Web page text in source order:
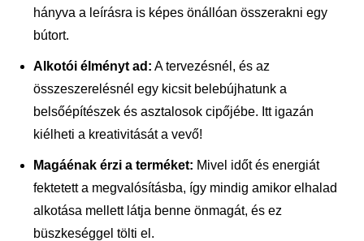
hányva a leírásra is képes önállóan összerakni egy
bútort.
Alkotói élményt ad: A tervezésnél, és az
összeszerelésnél egy kicsit belebújhatunk a
belsőépítészek és asztalosok cipőjébe. Itt igazán
kiélheti a kreativitását a vevő!
Magáénak érzi a terméket: Mivel időt és energiát
fektetett a megvalósításba, így mindig amikor elhalad
alkotása mellett látja benne önmagát, és ez
büszkeséggel tölti el.